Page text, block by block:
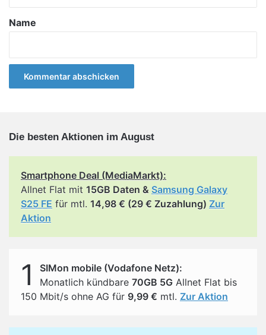
a
*
Name
Die besten Aktionen im August
Smartphone Deal (MediaMarkt):
Allnet Flat mit 15GB Daten & Samsung Galaxy
S25 FE für mtl. 14,98 € (29 € Zuzahlung) Zur
Aktion
1
SIMon mobile (Vodafone Netz):
Monatlich kündbare 70GB 5G Allnet Flat bis
150 Mbit/s ohne AG für 9,99 € mtl. Zur Aktion